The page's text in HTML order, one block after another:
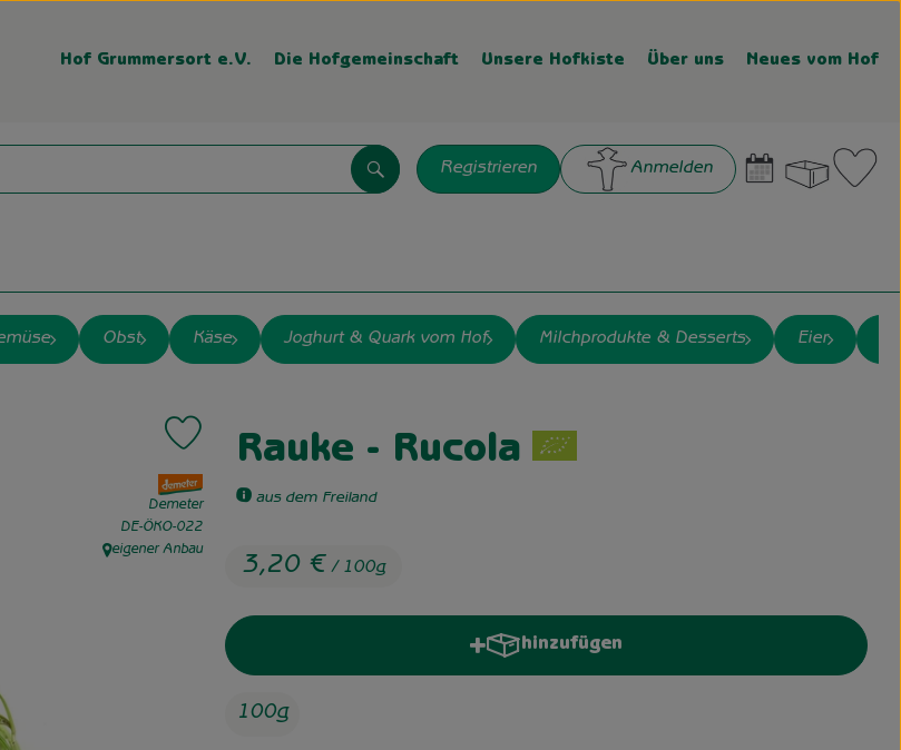
Hof Grummersort e.V. Die Hofgemeinschaft Unsere Hofkiste Über uns Neues vom Hof
Registrieren Anmelden
Suchen
Obst Käse Joghurt & Quark vom Hof Milchprodukte & Desserts Eier
Rauke - Rucola
aus dem Freiland
3,20 €/ 100g
Produkt zu Favouriten hinzufügen
, Verband:
Demeter
, Kontrollstelle:
DE-ÖKO-022
, Herkunft:
eigener Anbau
hinzufügen
Produkt zum Warenkorb hinzufügen
100g